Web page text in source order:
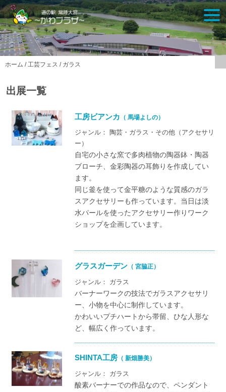
Skip
to
content
ホーム / 工芸フェス / ガラス
出展一覧
工房ビアンカ （ 馬場よしの）
ジャンル： 陶芸・ガラス・その他（アクセサリ
ー）
自宅の小さな窯で多肉植物の陶器鉢・陶器
ブローチ、金彩陶器の耳飾りを作成してい
ます。
同じ釜を使って金平糖のような質感のガラ
スアクセサリーも作っています。当日は淡
水パールを使ったアクセサリー作りワーク
ショップを企画しています。
グラスガーデン（ 宮脇正）
ジャンル： ガラス
バーナーワークの技法でガラスアクセサリ
ー、小物を中心に制作しています。
かわいいプチハートから帯留、ひな人形な
ど、幅広く作っています。
SHINTA工房（ 新畑勝美）
ジャンル： ガラス
酸素バーナーでの作品なので、ペンダント